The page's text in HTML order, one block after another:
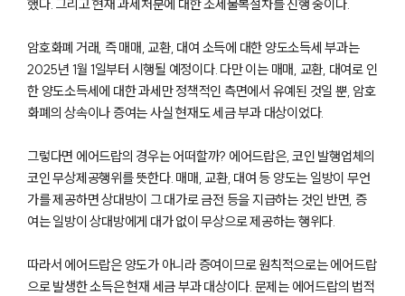
했다. 그리고 현재 과세처분에 대한 조세불복절차를 진행 중이다.
암호화폐 거래, 즉 매매, 교환, 대여 소득에 대한 양도소득세 부과는
2025년 1월 1일부터 시행될 예정이다. 다만 이는 매매, 교환, 대여로 인
한 양도소득세에 대한 과세만 정책적인 측면에서 유예된 것일 뿐, 암호
화폐의 상속이나 증여는 사실 현재도 세금 부과 대상이었다.
그렇다면 에어드랍의 경우는 어떠할까? 에어드랍은, 코인 발행업체의
코인 무상제공행위를 뜻한다. 매매, 교환, 대여 등 양도는 일방이 무언
가를 제공하면 상대방이 그 대가로 금전 등을 지급하는 것인 반면, 증
여는 일방이 상대방에게 대가 없이 무상으로 제공하는 행위다.
따라서 에어드랍은 양도가 아니라 증여이므로 원칙적으로는 에어드랍
으로 발생한 소득은 현재 세금 부과 대상이다. 문제는 에어드랍의 법적